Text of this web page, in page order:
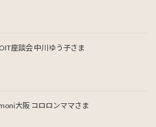
座談会 中川ゆう子さま
大阪 コロロンママさま